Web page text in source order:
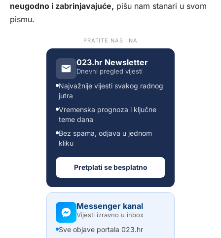
neugodno i zabrinjavajuće, pišu nam stanari u svom
pismu.
PRATITE NAS I NA
023.hr Newsletter
Dnevni pregled vijesti
Najvažnije vijesti svakog radnog
jutra
Vremenska prognoza i ključne
teme dana
Bez spama, odjava u jednom
kliku
Pretplati se besplatno
Messenger kanal
Vijesti izravno u inbox
Sve objave portala 023.hr